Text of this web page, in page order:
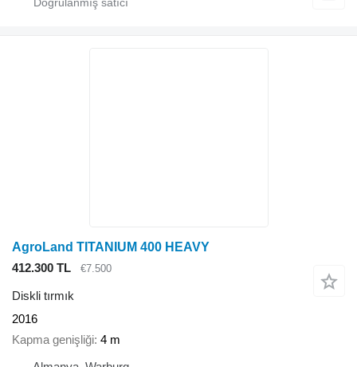
AgroLand TITANIUM 400 HEAVY
412.300 TL
€7.500
Diskli tırmık
2016
Kapma genişliği 4 m